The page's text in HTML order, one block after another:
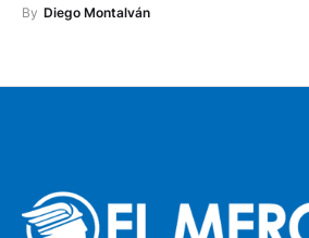
By Diego Montalván